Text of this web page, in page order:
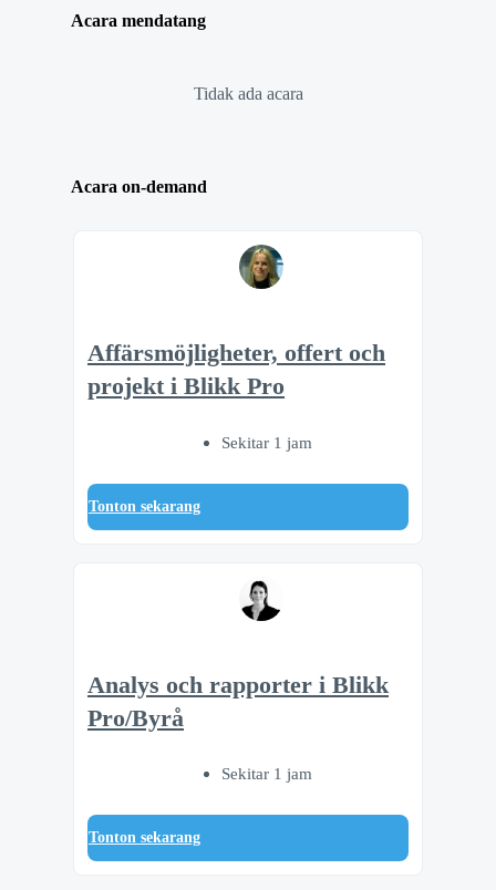
Acara mendatang
Tidak ada acara
Acara on-demand
Affärsmöjligheter, offert och
projekt i Blikk Pro
Sekitar 1 jam
Tonton sekarang
Analys och rapporter i Blikk
Pro/Byrå
Sekitar 1 jam
Tonton sekarang